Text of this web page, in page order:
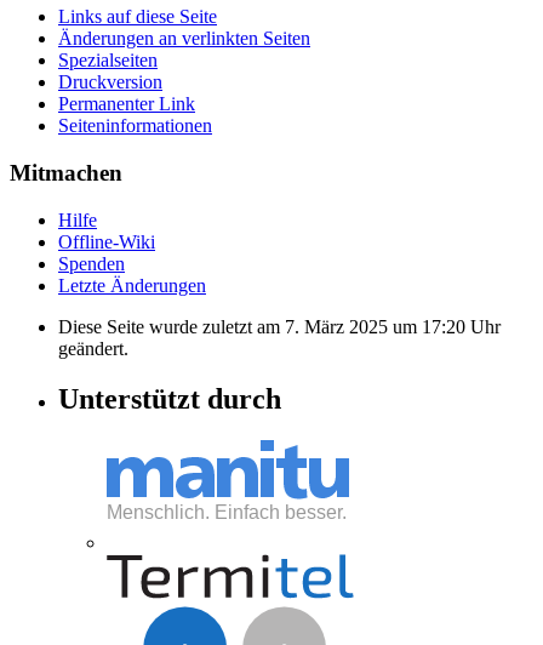
Links auf diese Seite
Änderungen an verlinkten Seiten
Spezialseiten
Druckversion
Permanenter Link
Seiten­informationen
Mitmachen
Hilfe
Offline-Wiki
Spenden
Letzte Änderungen
Diese Seite wurde zuletzt am 7. März 2025 um 17:20 Uhr
geändert.
Unterstützt durch